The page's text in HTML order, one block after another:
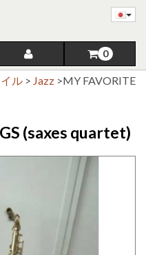
0
ル > Jazz >MY FAVORITE
(saxes quartet)